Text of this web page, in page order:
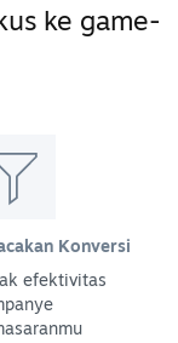
ke game-
Konversi
efektivitas